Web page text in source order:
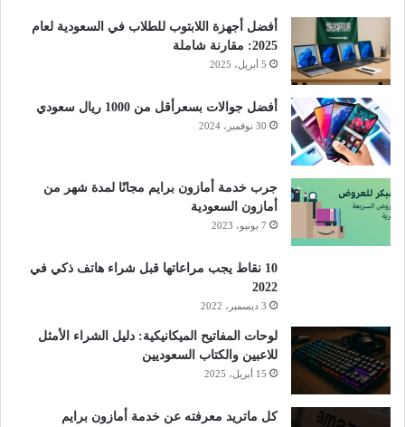
أفضل أجهزة اللابتوب للطلاب في السعودية لعام
2025: مقارنة شاملة
5 أبريل، 2025
أفضل جوالات بسعرأقل من 1000 ريال سعودي
30 نوفمبر، 2024
جرب خدمة أمازون برايم مجانًا لمدة شهر من
أمازون السعودية
7 يونيو، 2023
10 نقاط يجب مراعاتها قبل شراء هاتف ذكي في
2022
3 ديسمبر، 2022
لوحات المفاتيح الميكانيكية: دليل الشراء الأمثل
للاعبين والكتاب السعوديين
15 أبريل، 2025
كل ماتريد معرفته عن خدمة أمازون برايم